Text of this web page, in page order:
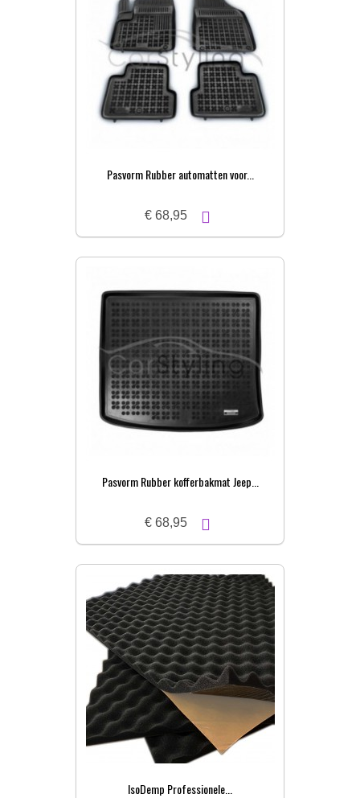
Pasvorm Rubber automatten voor...
€ 68,95
Pasvorm Rubber kofferbakmat Jeep...
€ 68,95
IsoDemp Professionele...